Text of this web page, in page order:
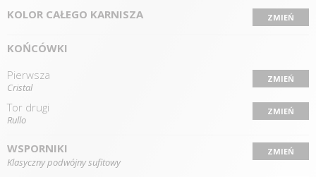
KOLOR CAŁEGO KARNISZA ZMIEŃ
KOŃCÓWKI
Pierwsza
Cristal
ZMIEŃ
Tor drugi
Rullo
ZMIEŃ
WSPORNIKI
Klasyczny podwójny sufitowy
ZMIEŃ